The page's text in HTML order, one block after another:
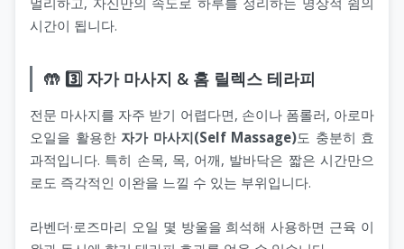
시간이 됩니다.
🤲 3️⃣ 자가 마사지 & 홈 릴렉스 테라피
전문 마사지를 자주 받기 어렵다면, 손이나 폼롤러, 아로마
오일을 활용한 자가 마사지(Self Massage)도 충분히 효
과적입니다. 특히 손목, 목, 어깨, 발바닥은 짧은 시간만으
로도 즉각적인 이완을 느낄 수 있는 부위입니다.
라벤더·로즈마리 오일 몇 방울을 희석해 사용하면 근육 이